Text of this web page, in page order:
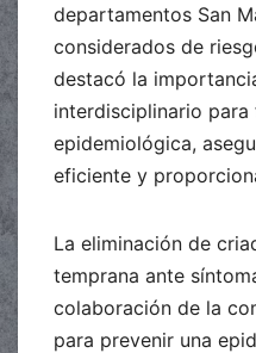
departamentos San
considerados de
destacó la
interdisciplinario
epidemiológica,
eficiente y
La eliminación de
temprana ante
colaboración de la
para prevenir una